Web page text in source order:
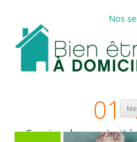
Nos
01
Service de proximité